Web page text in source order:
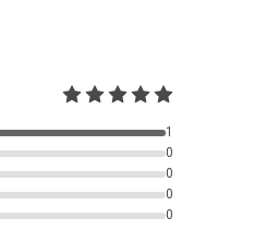
1
0
0
0
0